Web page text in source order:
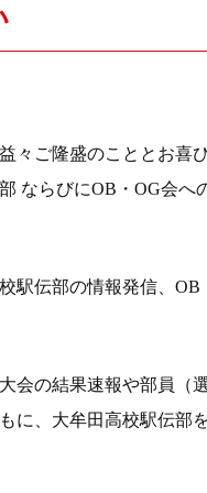
々ご隆盛のこととお喜
ならびにOB・OG会へ
駅伝部の情報発信、
会の結果速報や部員（
に、大牟田高校駅伝部